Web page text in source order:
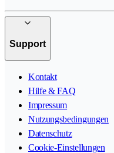
Support
Kontakt
Hilfe & FAQ
Impressum
Nutzungsbedingungen
Datenschutz
Cookie-Einstellungen